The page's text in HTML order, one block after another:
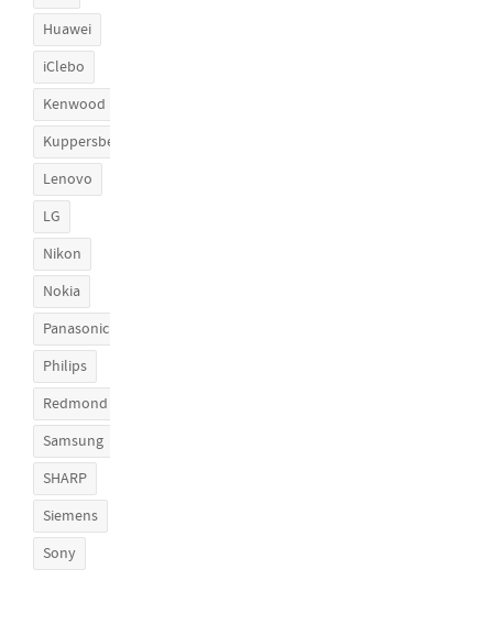
Huawei
iClebo
Kenwood
Kuppersberg
Lenovo
LG
Nikon
Nokia
Panasonic
Philips
Redmond
Samsung
SHARP
Siemens
Sony